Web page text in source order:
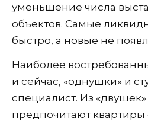
уменьшение числа
объектов. Самые
быстро, а новые не
Наиболее
и сейчас, «однушки» и
специалист. Из
предпочитают квартиры